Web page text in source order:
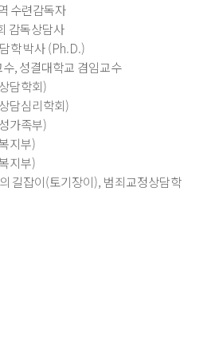
수련감독자
감독상담사
학 박사 (Ph.D.)
, 성결대학교 겸임교수
담학회)
담심리학회)
가족부)
지부)
지부)
길잡이(토기장이), 범죄교정상담학